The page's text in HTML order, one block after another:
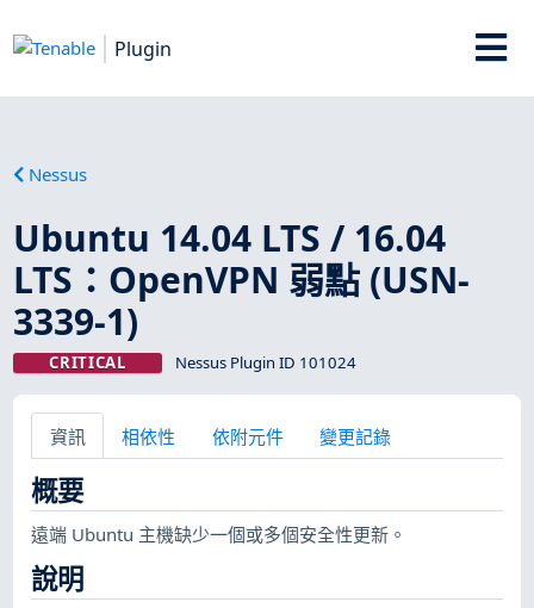
Plugin
Nessus
Ubuntu 14.04 LTS / 16.04
LTS：OpenVPN 弱點 (USN-
3339-1)
CRITICAL Nessus Plugin ID 101024
資訊 相依性 依附元件 變更記錄
概要
遠端 Ubuntu 主機缺少一個或多個安全性更新。
說明